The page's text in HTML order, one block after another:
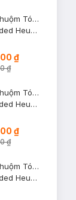
Kem Nhuộm Tóc Reen Phủ Bạc Thảo Dược Màu Nâu Đen 120g
Upgraded Heukmobichaek Oriental Hair Dye Cream - Dark Brown
₫
₫
Kem Nhuộm Tóc Reen Phủ Bạc Thảo Dược Màu Nâu Tự Nhiên 120g
Upgraded Heukmobichaek Oriental Hair Dye Cream - Natural Brown
₫
₫
Kem Nhuộm Tóc Reen Phủ Bạc Thảo Dược Màu Nâu Sáng 120g
Upgraded Heukmobichaek Oriental Hair Dye Cream - Light Brown